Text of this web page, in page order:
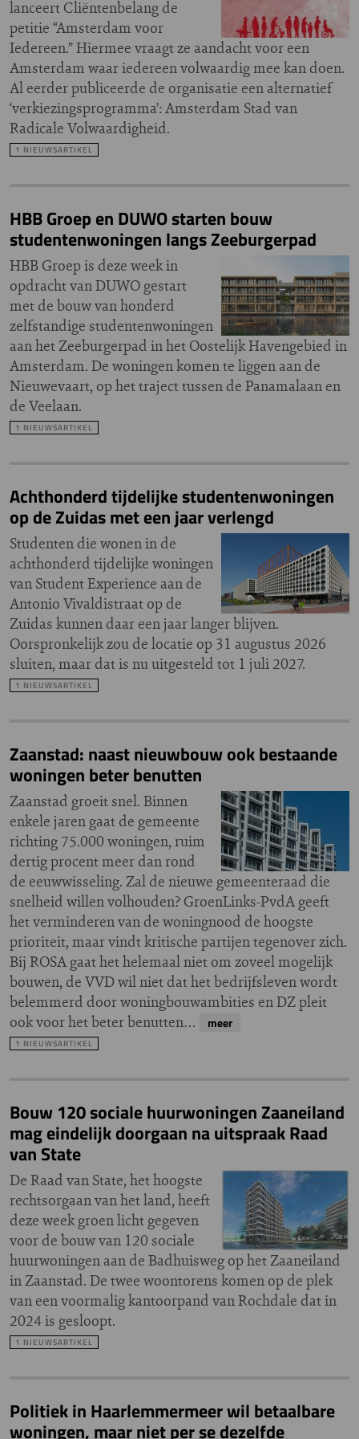
lanceert Cliëntenbelang de
petitie “Amsterdam voor
Iedereen.” Hiermee vraagt ze aandacht voor een
Amsterdam waar iedereen volwaardig mee kan doen.
Al eerder publiceerde de organisatie een alternatief
‘verkiezingsprogramma’: Amsterdam Stad van
Radicale Volwaardigheid.
1 NIEUWSARTIKEL
HBB Groep en DUWO starten bouw
studentenwoningen langs Zeeburgerpad
HBB Groep is deze week in
opdracht van DUWO gestart
met de bouw van honderd
zelfstandige studentenwoningen
aan het Zeeburgerpad in het Oostelijk Havengebied in
Amsterdam. De woningen komen te liggen aan de
Nieuwevaart, op het traject tussen de Panamalaan en
de Veelaan.
1 NIEUWSARTIKEL
Achthonderd tijdelijke studentenwoningen
op de Zuidas met een jaar verlengd
Studenten die wonen in de
achthonderd tijdelijke woningen
van Student Experience aan de
Antonio Vivaldistraat op de
Zuidas kunnen daar een jaar langer blijven.
Oorspronkelijk zou de locatie op 31 augustus 2026
sluiten, maar dat is nu uitgesteld tot 1 juli 2027.
1 NIEUWSARTIKEL
Zaanstad: naast nieuwbouw ook bestaande
woningen beter benutten
Zaanstad groeit snel. Binnen
enkele jaren gaat de gemeente
richting 75.000 woningen, ruim
dertig procent meer dan rond
de eeuwwisseling. Zal de nieuwe gemeenteraad die
snelheid willen volhouden? GroenLinks-PvdA geeft
het verminderen van de woningnood de hoogste
prioriteit, maar vindt kritische partijen tegenover zich.
Bij ROSA gaat het helemaal niet om zoveel mogelijk
bouwen, de VVD wil niet dat het bedrijfsleven wordt
belemmerd door woningbouwambities en DZ pleit
ook voor het beter benutten…
meer
1 NIEUWSARTIKEL
Bouw 120 sociale huurwoningen Zaaneiland
mag eindelijk doorgaan na uitspraak Raad
van State
De Raad van State, het hoogste
rechtsorgaan van het land, heeft
deze week groen licht gegeven
voor de bouw van 120 sociale
huurwoningen aan de Badhuisweg op het Zaaneiland
in Zaanstad. De twee woontorens komen op de plek
van een voormalig kantoorpand van Rochdale dat in
2024 is gesloopt.
1 NIEUWSARTIKEL
Politiek in Haarlemmermeer wil betaalbare
woningen, maar niet per se dezelfde